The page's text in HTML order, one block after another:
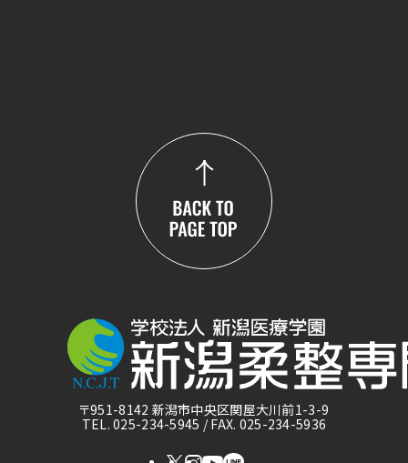
〒951-8142 新潟市中央区関屋大川前1-3-9
TEL. 025-234-5945 / FAX. 025-234-5936